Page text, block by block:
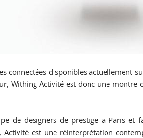
connectées disponibles actuellement
Withing Activité est donc une montre
de designers de prestige à Paris et
Activité est une réinterprétation